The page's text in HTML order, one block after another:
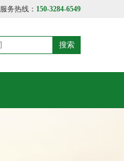
服务热线： 150-3284-6549